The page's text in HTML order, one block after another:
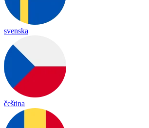
svenska
čeština